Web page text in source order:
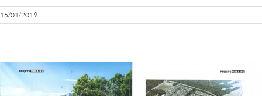
15/01/2019